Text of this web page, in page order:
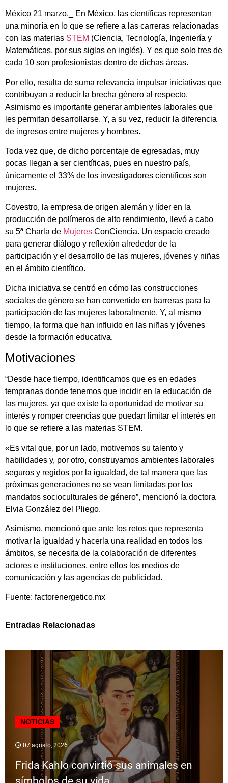
México 21 marzo._ En México, las científicas representan
una minoría en lo que se refiere a las carreras relacionadas
con las materias STEM (Ciencia, Tecnología, Ingeniería y
Matemáticas, por sus siglas en inglés). Y es que solo tres de
cada 10 son profesionistas dentro de dichas áreas.
Por ello, resulta de suma relevancia impulsar iniciativas que
contribuyan a reducir la brecha género al respecto.
Asimismo es importante generar ambientes laborales que
les permitan desarrollarse. Y, a su vez, reducir la diferencia
de ingresos entre mujeres y hombres.
Toda vez que, de dicho porcentaje de egresadas, muy
pocas llegan a ser científicas, pues en nuestro país,
únicamente el 33% de los investigadores científicos son
mujeres.
Covestro, la empresa de origen alemán y líder en la
producción de polímeros de alto rendimiento, llevó a cabo
su 5ª Charla de Mujeres ConCiencia. Un espacio creado
para generar diálogo y reflexión alrededor de la
participación y el desarrollo de las mujeres, jóvenes y niñas
en el ámbito científico.
Dicha iniciativa se centró en cómo las construcciones
sociales de género se han convertido en barreras para la
participación de las mujeres laboralmente. Y, al mismo
tiempo, la forma que han influido en las niñas y jóvenes
desde la formación educativa.
Motivaciones
“Desde hace tiempo, identificamos que es en edades
tempranas donde tenemos que incidir en la educación de
las mujeres, ya que existe la oportunidad de motivar su
interés y romper creencias que puedan limitar el interés en
lo que se refiere a las materias STEM.
«Es vital que, por un lado, motivemos su talento y
habilidades y, por otro, construyamos ambientes laborales
seguros y regidos por la igualdad, de tal manera que las
próximas generaciones no se vean limitadas por los
mandatos socioculturales de género”, mencionó la doctora
Elvia González del Pliego.
Asimismo, mencionó que ante los retos que representa
motivar la igualdad y hacerla una realidad en todos los
ámbitos, se necesita de la colaboración de diferentes
actores e instituciones, entre ellos los medios de
comunicación y las agencias de publicidad.
Fuente: factorenergetico.mx
Entradas Relacionadas
NOTICIAS
07 agosto, 2026
Frida Kahlo convirtió sus animales en